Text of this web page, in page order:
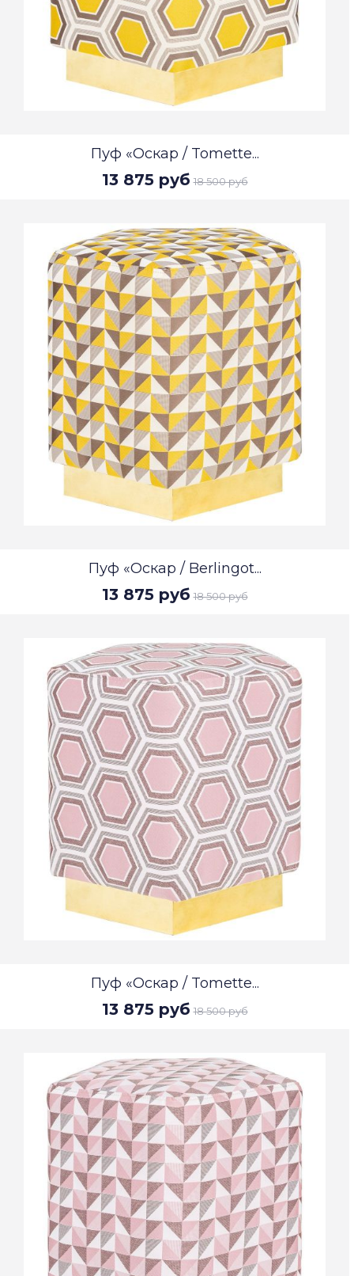
Пуф «Оскар / Tomette...
13 875 руб 18 500 руб
Пуф «Оскар / Berlingot...
13 875 руб 18 500 руб
Пуф «Оскар / Tomette...
13 875 руб 18 500 руб